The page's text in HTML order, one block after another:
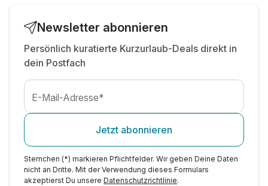
inkl. Bademantel & Saunatuch im Zimmer
Newsletter abonnieren
Persönlich kuratierte Kurzurlaub-Deals direkt in
dein Postfach
E-Mail-Adresse*
Jetzt abonnieren
Sternchen (*) markieren Pflichtfelder. Wir geben Deine Daten
nicht an Dritte. Mit der Verwendung dieses Formulars
akzeptierst Du unsere Datenschutzrichtlinie.